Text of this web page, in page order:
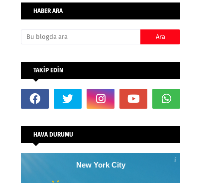
HABER ARA
TAKİP EDİN
HAVA DURUMU
New York City